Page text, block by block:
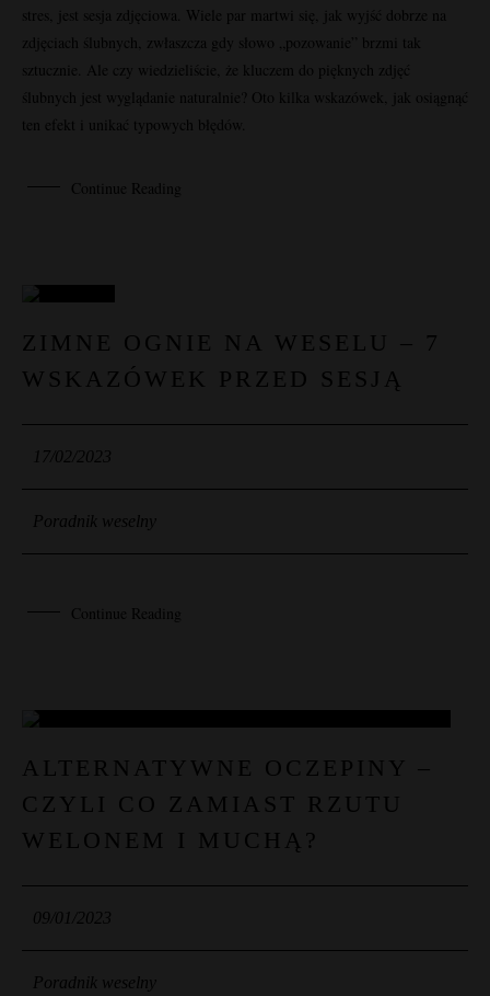
stres, jest sesja zdjęciowa. Wiele par martwi się, jak wyjść dobrze na
zdjęciach ślubnych, zwłaszcza gdy słowo „pozowanie” brzmi tak
sztucznie. Ale czy wiedzieliście, że kluczem do pięknych zdjęć
ślubnych jest wyglądanie naturalnie? Oto kilka wskazówek, jak osiągnąć
ten efekt i unikać typowych błędów.
Continue Reading
17
LUT
ZIMNE OGNIE NA WESELU – 7
WSKAZÓWEK PRZED SESJĄ
17/02/2023
Poradnik weselny
Continue Reading
09
STY
ALTERNATYWNE OCZEPINY –
CZYLI CO ZAMIAST RZUTU
WELONEM I MUCHĄ?
09/01/2023
Poradnik weselny